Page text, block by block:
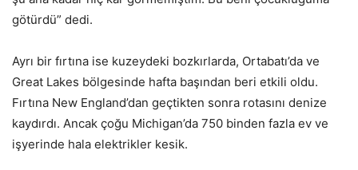
götürdü” dedi.
Ayrı bir fırtına ise kuzeydeki bozkırlarda, Ortabatı’da ve
Great Lakes bölgesinde hafta başından beri etkili oldu.
Fırtına New England’dan geçtikten sonra rotasını denize
kaydırdı. Ancak çoğu Michigan’da 750 binden fazla ev ve
işyerinde hala elektrikler kesik.